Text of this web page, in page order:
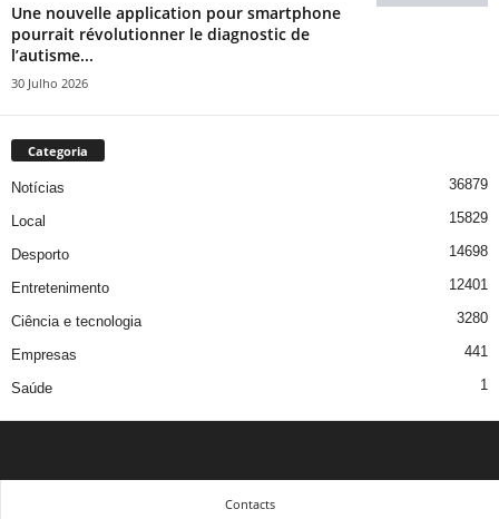
Une nouvelle application pour smartphone
pourrait révolutionner le diagnostic de
l’autisme...
30 Julho 2026
Categoria
Notícias 36879
Local 15829
Desporto 14698
Entretenimento 12401
Ciência e tecnologia 3280
Empresas 441
Saúde 1
Contacts